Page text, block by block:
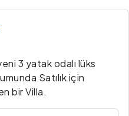
3 yatak odalı lüks
Satılık için
bir Villa.